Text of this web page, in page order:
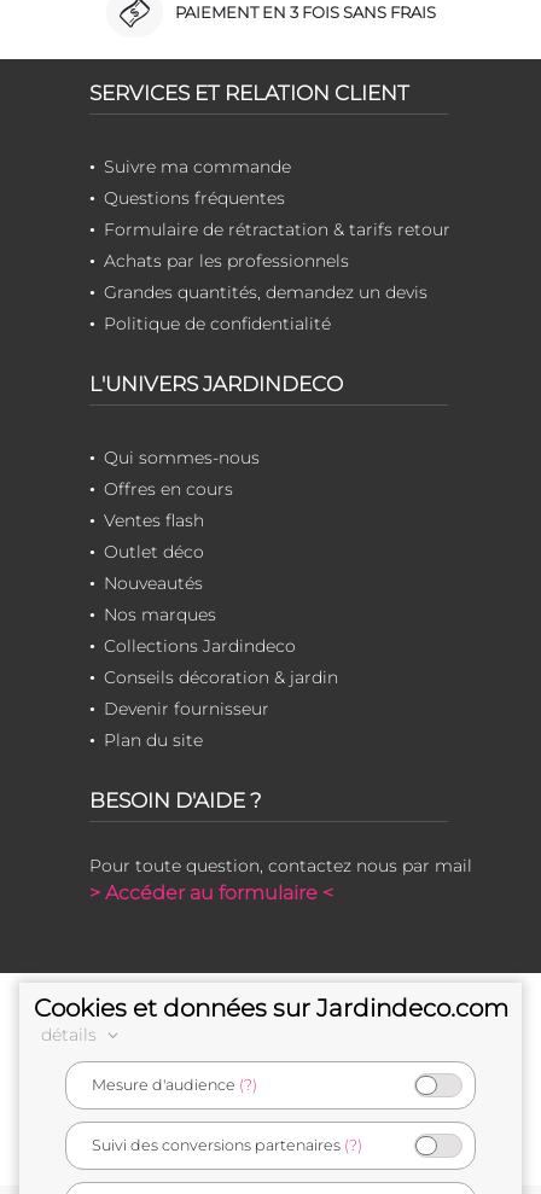
PAIEMENT EN 3 FOIS SANS FRAIS
SERVICES ET RELATION CLIENT
Suivre ma commande
Questions fréquentes
Formulaire de rétractation & tarifs retour
Achats par les professionnels
Grandes quantités, demandez un devis
Politique de confidentialité
L'UNIVERS JARDINDECO
Qui sommes-nous
Offres en cours
Ventes flash
Outlet déco
Nouveautés
Nos marques
Collections Jardindeco
Conseils décoration & jardin
Devenir fournisseur
Plan du site
BESOIN D'AIDE ?
Pour toute question, contactez nous par mail
> Accéder au formulaire <
e-commerçant français
Cookies et données sur Jardindeco.com
détails
Mesure d'audience (?)
Suivi des conversions partenaires (?)